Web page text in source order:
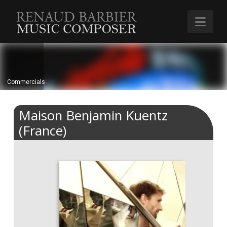
Renaud
Barbier
Commercials
Maison Benjamin Kuentz
(France)